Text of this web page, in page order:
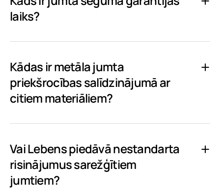
laiks?
Kādas ir metāla jumta
priekšrocības salīdzinājumā ar
citiem materiāliem?
Vai Lebens piedāvā nestandarta
risinājumus sarežģītiem
jumtiem?